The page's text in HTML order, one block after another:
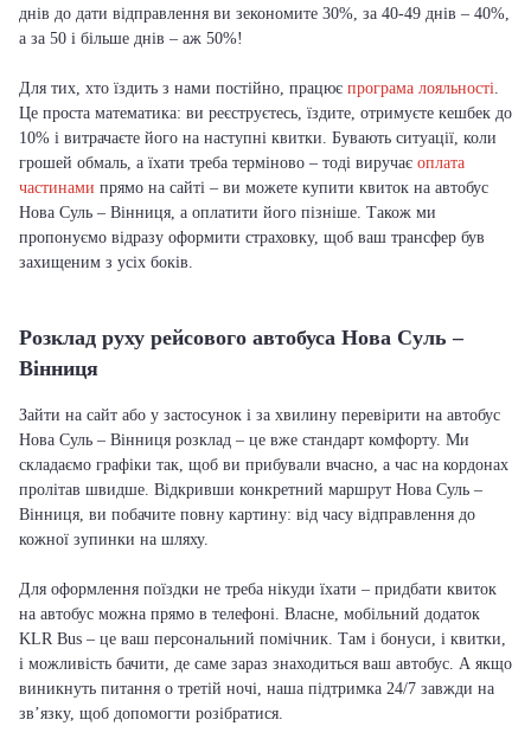
днів до дати відправлення ви зекономите 30%, за 40-49 днів – 40%,
а за 50 і більше днів – аж 50%!
Для тих, хто їздить з нами постійно, працює програма лояльності.
Це проста математика: ви реєструєтесь, їздите, отримуєте кешбек до
10% і витрачаєте його на наступні квитки. Бувають ситуації, коли
грошей обмаль, а їхати треба терміново – тоді виручає оплата
частинами прямо на сайті – ви можете купити квиток на автобус
Нова Суль – Вінниця, а оплатити його пізніше. Також ми
пропонуємо відразу оформити страховку, щоб ваш трансфер був
захищеним з усіх боків.
Розклад руху рейсового автобуса Нова Суль –
Вінниця
Зайти на сайт або у застосунок і за хвилину перевірити на автобус
Нова Суль – Вінниця розклад – це вже стандарт комфорту. Ми
складаємо графіки так, щоб ви прибували вчасно, а час на кордонах
пролітав швидше. Відкривши конкретний маршрут Нова Суль –
Вінниця, ви побачите повну картину: від часу відправлення до
кожної зупинки на шляху.
Для оформлення поїздки не треба нікуди їхати – придбати квиток
на автобус можна прямо в телефоні. Власне, мобільний додаток
KLR Bus – це ваш персональний помічник. Там і бонуси, і квитки,
і можливість бачити, де саме зараз знаходиться ваш автобус. А якщо
виникнуть питання о третій ночі, наша підтримка 24/7 завжди на
зв’язку, щоб допомогти розібратися.